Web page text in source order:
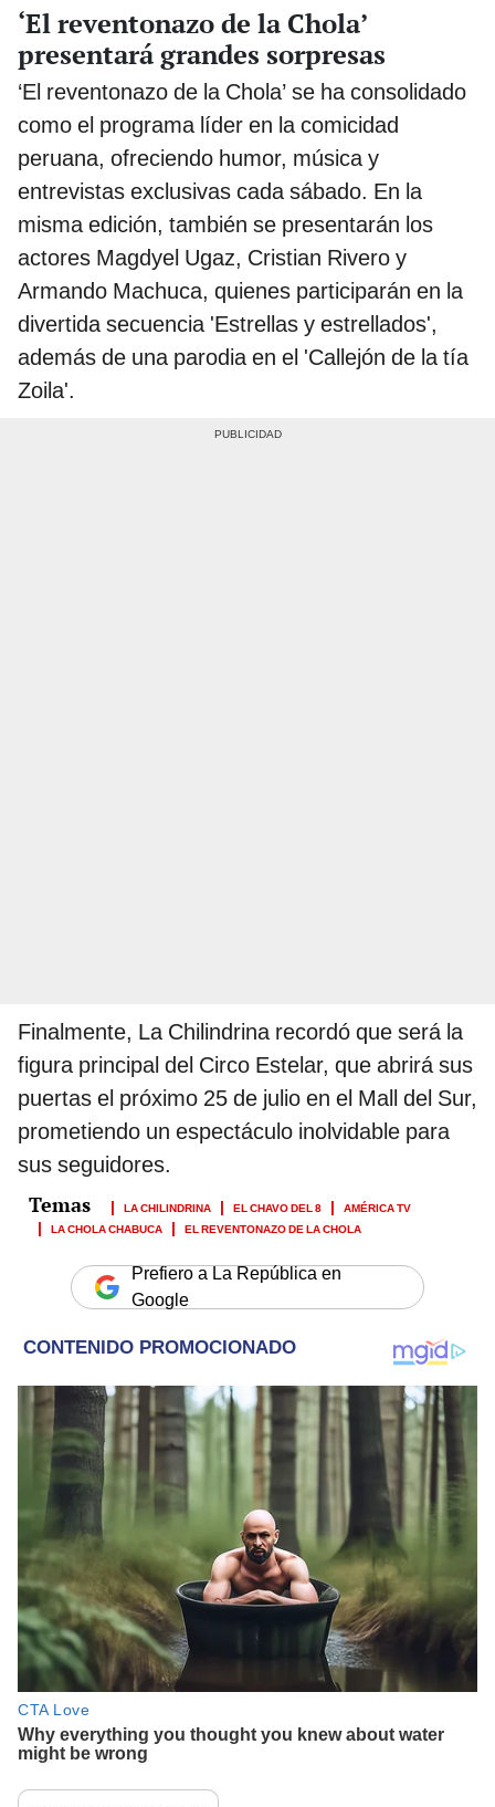
‘El reventonazo de la Chola’
presentará grandes sorpresas
‘El reventonazo de la Chola’ se ha consolidado
como el programa líder en la comicidad
peruana, ofreciendo humor, música y
entrevistas exclusivas cada sábado. En la
misma edición, también se presentarán los
actores Magdyel Ugaz, Cristian Rivero y
Armando Machuca, quienes participarán en la
divertida secuencia 'Estrellas y estrellados',
además de una parodia en el 'Callejón de la tía
Zoila'.
Finalmente, La Chilindrina recordó que será la
figura principal del Circo Estelar, que abrirá sus
puertas el próximo 25 de julio en el Mall del Sur,
prometiendo un espectáculo inolvidable para
sus seguidores.
LA CHILINDRINA EL CHAVO DEL 8
AMÉRICA TV
LA CHOLA CHABUCA
EL REVENTONAZO DE LA CHOLA
Prefiero a La República en
Google